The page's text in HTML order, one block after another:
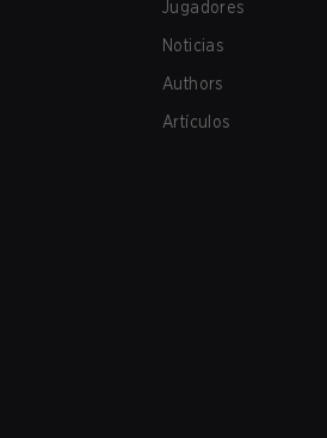
Jugadores
Noticias
Authors
Artículos